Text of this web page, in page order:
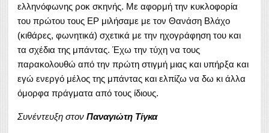
ελληνόφωνης ροκ σκηνής. Με αφορμή την κυκλοφορία
του πρώτου τους EP μιλήσαμε με τον Θανάση Βλάχο
(κιθάρες, φωνητικά) σχετικά με την ηχογράφηση του και
τα σχέδια της μπάντας. Έχω την τύχη να τους
παρακολουθώ από την πρώτη στιγμή μιας και υπήρξα και
εγώ ενεργό μέλος της μπάντας και ελπίζω να δω κι άλλα
όμορφα πράγματα από τους ίδιους.
Συνέντευξη στον Παναγιώτη Τίγκα